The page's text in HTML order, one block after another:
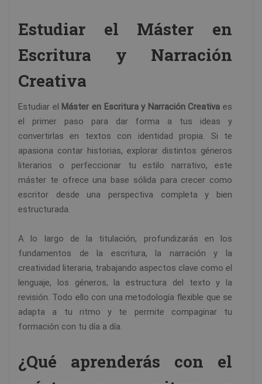
Estudiar el Máster en
Escritura y Narración
Creativa
Estudiar el Máster en Escritura y Narración Creativa es
el primer paso para dar forma a tus ideas y
convertirlas en textos con identidad propia. Si te
apasiona contar historias, explorar distintos géneros
literarios o perfeccionar tu estilo narrativo, este
máster te ofrece una base sólida para crecer como
escritor desde una perspectiva completa y bien
estructurada.
A lo largo de la titulación, profundizarás en los
fundamentos de la escritura, la narración y la
creatividad literaria, trabajando aspectos clave como el
lenguaje, los géneros, la estructura del texto y la
revisión. Todo ello con una metodología flexible que se
adapta a tu ritmo y te permite compaginar tu
formación con tu día a día.
¿Qué aprenderás con el